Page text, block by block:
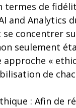
de
and Analytics
concentrer
seulement
«
de
: Afin de